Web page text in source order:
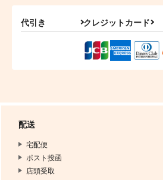
代引き クレジットカード
配送
宅配便
ポスト投函
店頭受取